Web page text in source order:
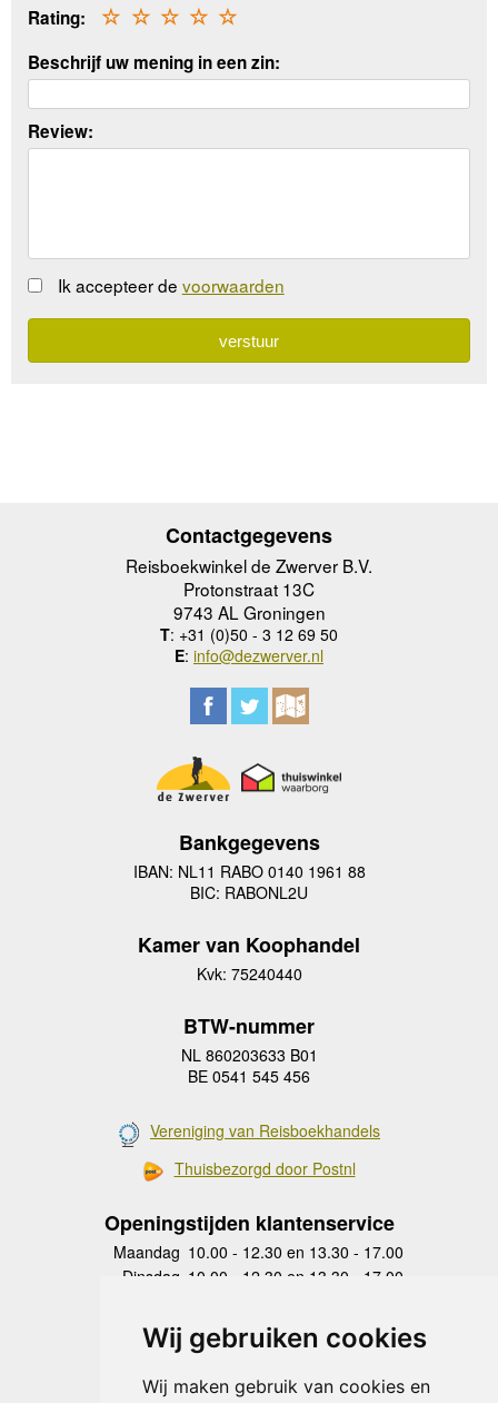
Wij gebruiken cookies
Wij maken gebruik van cookies en
Rating: ☆
☆
☆
☆
☆
Beschrijf uw mening in een zin:
Review:
Ik accepteer de voorwaarden
Contactgegevens
Reisboekwinkel de Zwerver B.V.
Protonstraat 13C
9743 AL Groningen
T: +31 (0)50 - 3 12 69 50
E: info@dezwerver.nl
Bankgegevens
IBAN: NL11 RABO 0140 1961 88
BIC: RABONL2U
Kamer van Koophandel
Kvk: 75240440
BTW-nummer
NL 860203633 B01
BE 0541 545 456
Vereniging van Reisboekhandels
Thuisbezorgd door Postnl
Openingstijden klantenservice
Maandag 10.00 - 12.30 en 13.30 - 17.00
Dinsdag 10.00 - 12.30 en 13.30 - 17.00
Donderdag
10.00 - 12.30 en 13.30 - 17.00
Vrijdag 10.00 - 12.30 en 13.30 - 17.00
Zaterdag
gesloten